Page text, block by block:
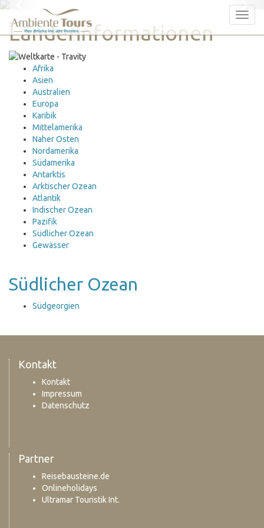
Previous
Länderinformationen
Afrika
Asien
Australien
Europa
Karibik
Mittelamerika
Naher Osten
Nordamerika
Südamerika
Antarktis
Arktischer Ozean
Atlantik
Indischer Ozean
Pazifik
Südlicher Ozean
Gewässer
Südlicher Ozean
Südgeorgien
Kontakt
Kontakt
Impressum
Datenschutz
Partner
Reisebausteine.de
Onlineholidays
Ultramar Touristik Int.